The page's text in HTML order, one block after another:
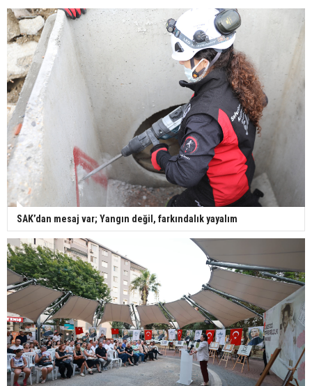
SAK’dan mesaj var; Yangın değil, farkındalık yayalım